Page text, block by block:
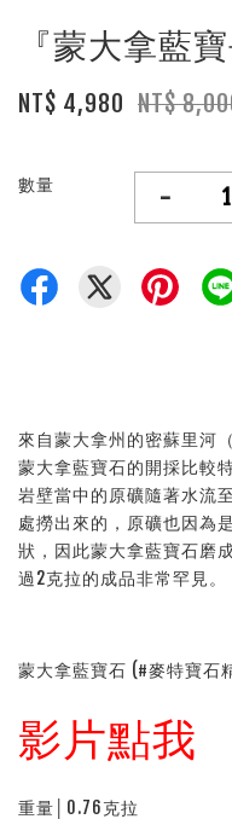
『蒙大拿藍
NT$ 4,980 NT$
數量 -
來自蒙大拿州的密蘇里河
蒙大拿藍寶石的開採比較
岩壁當中的原礦隨著水流
處撈出來的，原礦也因為
狀，因此蒙大拿藍寶石磨
過2克拉的成品非常罕見。
蒙大拿藍寶石 (#麥特寶石
影片點我
重量│0.76克拉